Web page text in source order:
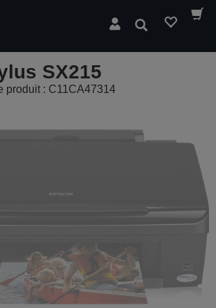
Rechercher
SX215
produit : C11CA47314